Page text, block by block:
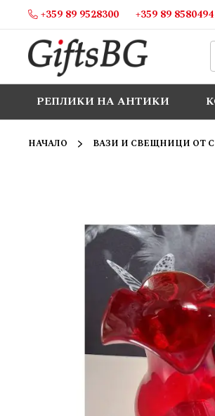
Прескачане
съдържанието
+359 89 9528300 +359 89 8580494
РЕПЛИКИ НА АНТИКИ
НАЧАЛО ВАЗИ И СВЕЩНИЦИ ОТ